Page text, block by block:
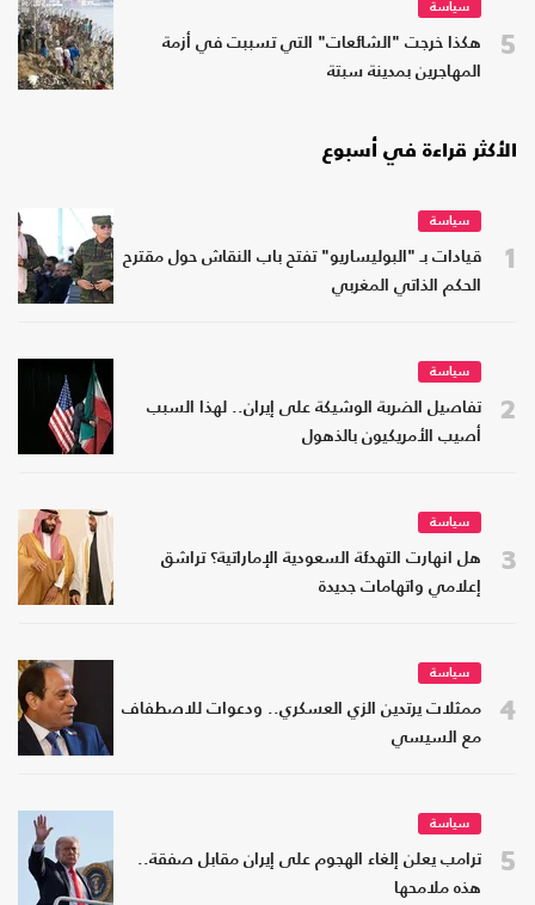
5
سياسة
هكذا خرجت "الشائعات" التي تسببت في أزمة
المهاجرين بمدينة سبتة
الأكثر قراءة في أسبوع
1
سياسة
قيادات بـ "البوليساريو" تفتح باب النقاش حول مقترح
الحكم الذاتي المغربي
2
سياسة
تفاصيل الضربة الوشيكة على إيران.. لهذا السبب
أصيب الأمريكيون بالذهول
3
سياسة
هل انهارت التهدئة السعودية الإماراتية؟ تراشق
إعلامي واتهامات جديدة
4
سياسة
ممثلات يرتدين الزي العسكري.. ودعوات للاصطفاف
مع السيسي
5
سياسة
ترامب يعلن إلغاء الهجوم على إيران مقابل صفقة..
هذه ملامحها